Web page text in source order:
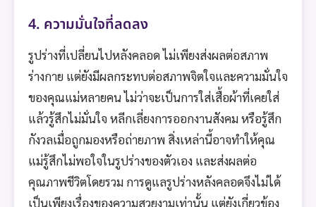
4. ความมั่นใจที่ลดลง
รูปร่างที่เปลี่ยนไปหลังคลอด ไม่เพียงส่งผลต่อสภาพ
ร่างกาย แต่ยังมีผลกระทบต่อสภาพจิตใจและความมั่นใจ
ของคุณแม่หลายคน ไม่ว่าจะเป็นการใส่เสื้อผ้าที่เคยใส่
แล้วรู้สึกไม่มั่นใจ หลีกเลี่ยงการออกงานสังคม หรือรู้สึก
กังวลเมื่อถูกมองหรือถ่ายภาพ สิ่งเหล่านี้อาจทำให้คุณ
แม่รู้สึกไม่พอใจในรูปร่างของตัวเอง และส่งผลต่อ
คุณภาพชีวิตโดยรวม การดูแลรูปร่างหลังคลอดจึงไม่ได้
เป็นเพียงเรื่องของความสวยงามเท่านั้น แต่ยังเกี่ยวข้อง